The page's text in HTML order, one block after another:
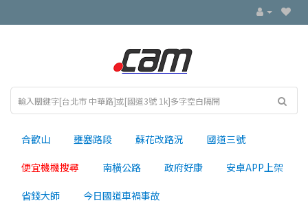
合歡山 壅塞路段 蘇花改路況 國道三號
便宜機機搜尋 南横公路 政府好康 安卓APP上架
省錢大師 今日國道車禍事故